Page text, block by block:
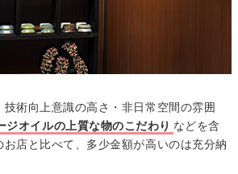
術向上意識の高さ・非日常空間の雰囲
ジオイルの上質な物のこだわり などを含
店と比べて、多少金額が高いのは充分納